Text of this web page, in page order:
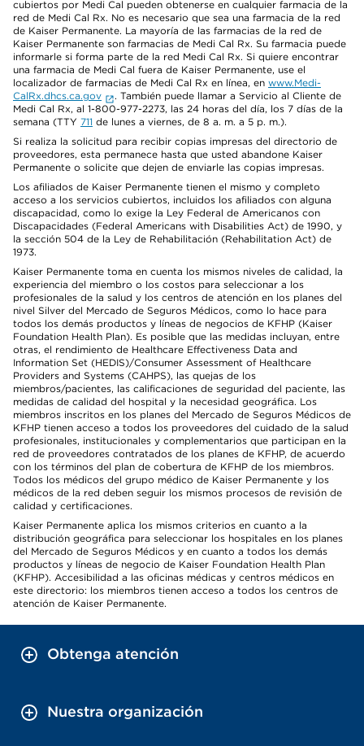
cubiertos por Medi Cal pueden obtenerse en cualquier farmacia de la
red de Medi Cal Rx. No es necesario que sea una farmacia de la red
de Kaiser Permanente. La mayoría de las farmacias de la red de
Kaiser Permanente son farmacias de Medi Cal Rx. Su farmacia puede
informarle si forma parte de la red Medi Cal Rx. Si quiere encontrar
una farmacia de Medi Cal fuera de Kaiser Permanente, use el
localizador de farmacias de Medi Cal Rx en línea, en www.Medi-
CalRx.dhcs.ca.gov
. También puede llamar a Servicio al Cliente de
Medi Cal Rx, al 1-800-977-2273, las 24 horas del día, los 7 días de la
semana (TTY 711 de lunes a viernes, de 8 a. m. a 5 p. m.).
Si realiza la solicitud para recibir copias impresas del directorio de
proveedores, esta permanece hasta que usted abandone Kaiser
Permanente o solicite que dejen de enviarle las copias impresas.
Los afiliados de Kaiser Permanente tienen el mismo y completo
acceso a los servicios cubiertos, incluidos los afiliados con alguna
discapacidad, como lo exige la Ley Federal de Americanos con
Discapacidades (Federal Americans with Disabilities Act) de 1990, y
la sección 504 de la Ley de Rehabilitación (Rehabilitation Act) de
1973.
Kaiser Permanente toma en cuenta los mismos niveles de calidad, la
experiencia del miembro o los costos para seleccionar a los
profesionales de la salud y los centros de atención en los planes del
nivel Silver del Mercado de Seguros Médicos, como lo hace para
todos los demás productos y líneas de negocios de KFHP (Kaiser
Foundation Health Plan). Es posible que las medidas incluyan, entre
otras, el rendimiento de Healthcare Effectiveness Data and
Information Set (HEDIS)/Consumer Assessment of Healthcare
Providers and Systems (CAHPS), las quejas de los
miembros/pacientes, las calificaciones de seguridad del paciente, las
medidas de calidad del hospital y la necesidad geográfica. Los
miembros inscritos en los planes del Mercado de Seguros Médicos de
KFHP tienen acceso a todos los proveedores del cuidado de la salud
profesionales, institucionales y complementarios que participan en la
red de proveedores contratados de los planes de KFHP, de acuerdo
con los términos del plan de cobertura de KFHP de los miembros.
Todos los médicos del grupo médico de Kaiser Permanente y los
médicos de la red deben seguir los mismos procesos de revisión de
calidad y certificaciones.
Kaiser Permanente aplica los mismos criterios en cuanto a la
distribución geográfica para seleccionar los hospitales en los planes
del Mercado de Seguros Médicos y en cuanto a todos los demás
productos y líneas de negocio de Kaiser Foundation Health Plan
(KFHP). Accesibilidad a las oficinas médicas y centros médicos en
este directorio: los miembros tienen acceso a todos los centros de
atención de Kaiser Permanente.
Obtenga atención
Nuestra organización